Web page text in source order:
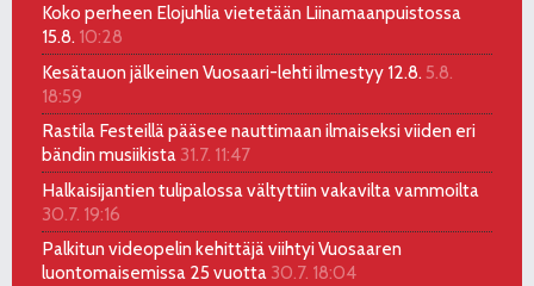
Koko perheen Elojuhlia vietetään Liinamaanpuistossa
15.8. 10:28
Kesätauon jälkeinen Vuosaari-lehti ilmestyy 12.8. 5.8.
18:59
Rastila Festeillä pääsee nauttimaan ilmaiseksi viiden eri
bändin musiikista 31.7. 11:47
Halkaisijantien tulipalossa vältyttiin vakavilta vammoilta
30.7. 19:16
Palkitun videopelin kehittäjä viihtyi Vuosaaren
luontomaisemissa 25 vuotta 30.7. 18:04